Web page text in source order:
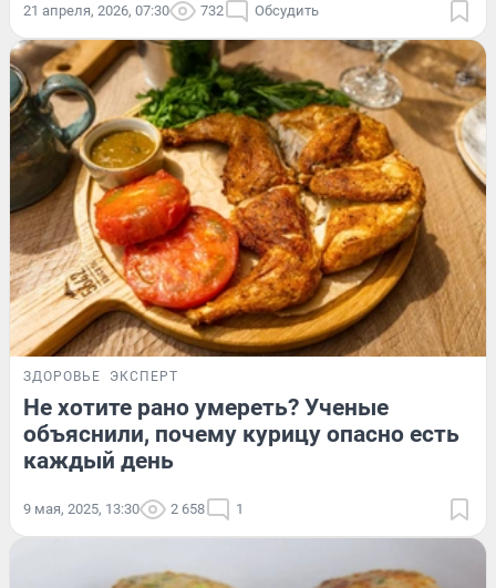
21 апреля, 2026, 07:30 732 Обсудить
ЗДОРОВЬЕ ЭКСПЕРТ
Не хотите рано умереть? Ученые
объяснили, почему курицу опасно есть
каждый день
9 мая, 2025, 13:30 2 658 1